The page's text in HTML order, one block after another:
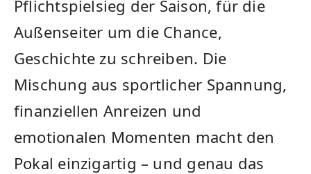
Pflichtspielsieg der Saison, für die
Außenseiter um die Chance,
Geschichte zu schreiben. Die
Mischung aus sportlicher Spannung,
finanziellen Anreizen und
emotionalen Momenten macht den
Pokal einzigartig – und genau das